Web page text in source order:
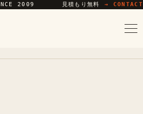
2009 見積もり無料 → CONTACT